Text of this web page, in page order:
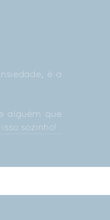
é a
alguém que
sozinho!